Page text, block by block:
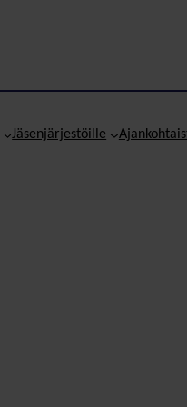
Jäsenjärjestöille